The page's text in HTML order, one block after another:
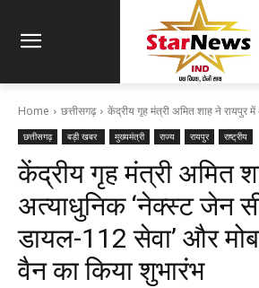
Home छत्तीसगढ़ केंद्रीय गृह मंत्री अमित शाह ने रायपुर
छत्तीसगढ़ बड़ी खबर मुख्यमंत्री राज्य रायपुर राष्ट्रीय
केंद्रीय गृह मंत्री अमित
अत्याधुनिक ‘नेक्स्ट जेन
डायल-112 सेवा’ और
वैन का किया शुभारंभ